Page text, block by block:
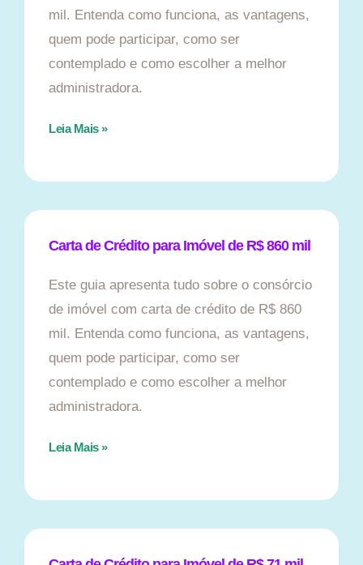
mil. Entenda como funciona, as vantagens,
quem pode participar, como ser
contemplado e como escolher a melhor
administradora.
Leia Mais »
Carta de Crédito para Imóvel de R$ 860 mil
Este guia apresenta tudo sobre o consórcio
de imóvel com carta de crédito de R$ 860
mil. Entenda como funciona, as vantagens,
quem pode participar, como ser
contemplado e como escolher a melhor
administradora.
Leia Mais »